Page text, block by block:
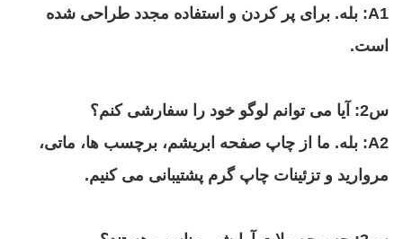
A1: بله. برای پر کردن و استفاده مجدد طراحی شده
است.
س2: آیا می توانم لوگو خود را سفارشی کنم؟
A2: بله. ما از چاپ صفحه ابریشم، برچسب ها، ماتی،
مروارید و تزئینات چاپ گرم پشتیبانی می کنیم.